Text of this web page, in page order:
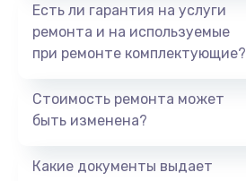
Есть ли гарантия на услуги
ремонта и на используемые
при ремонте комплектующие?
Стоимость ремонта может
быть изменена?
Какие документы выдает